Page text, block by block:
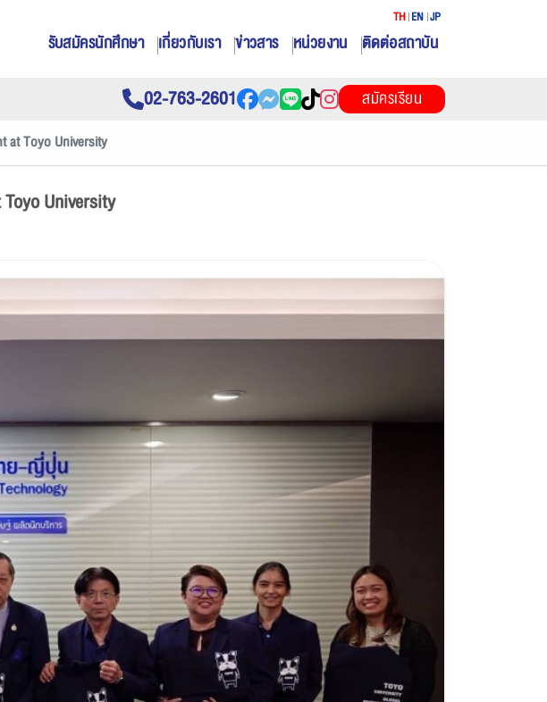
รับสมัครนักศึกษา เกี่ยวกับเรา ข่าวสาร หน่วยงาน ติดต่อสถาบัน
TH EN JP
02-763-2601 สมัครเรียน
at Toyo University
University